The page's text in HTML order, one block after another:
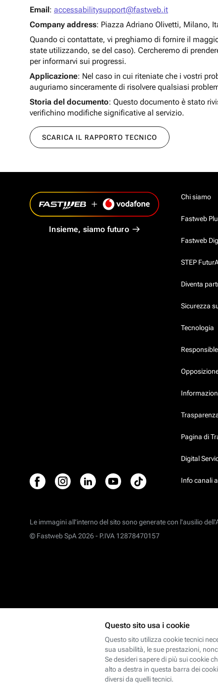
Email: accessabilitysupport@fastweb.it
Company address: Piazza Adriano Olivetti, Milano,
Quando ci contattate, vi preghiamo di fornire il
state utilizzando, se del caso). Cercheremo di
per informarvi sui progressi.
Applicazione: Nel caso in cui riteniate che i vostri
auguriamo sinceramente di risolvere qualsiasi
Storia del documento: Questo documento è stato
verifichino modifiche significative al servizio.
SCARICA IL RAPPORTO TECNICO
Insieme, siamo futuro
Chi siamo
Fastweb
Fastweb
STEP
Diventa
Sicurezza
Tecnologia
Pagina di
Digital
Info canali
Le immagini all’interno del sito sono generate con l'ausilio
© Fastweb SpA 2026 - P.IVA 12878470157